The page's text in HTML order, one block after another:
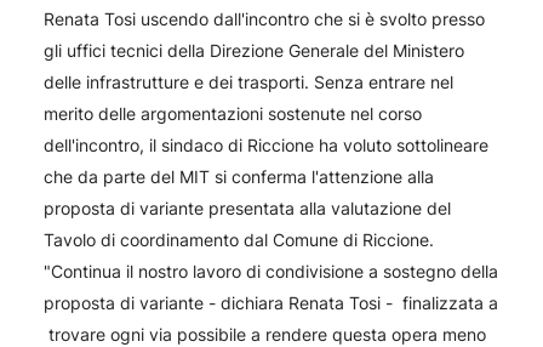
Renata Tosi uscendo dall'incontro che si è svolto presso
gli uffici tecnici della Direzione Generale del Ministero
delle infrastrutture e dei trasporti. Senza entrare nel
merito delle argomentazioni sostenute nel corso
dell'incontro, il sindaco di Riccione ha voluto sottolineare
che da parte del MIT si conferma l'attenzione alla
proposta di variante presentata alla valutazione del
Tavolo di coordinamento dal Comune di Riccione.
"Continua il nostro lavoro di condivisione a sostegno della
proposta di variante - dichiara Renata Tosi - finalizzata a
trovare ogni via possibile a rendere questa opera meno